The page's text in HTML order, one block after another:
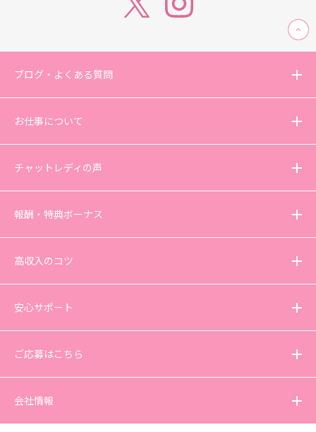
ブログ・よくある質問
お仕事について
チャットレディの声
報酬・特典ボーナス
高収入のコツ
安心サポート
ご応募はこちら
会社情報